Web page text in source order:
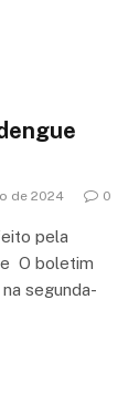
de 2024 0
pela
O boletim
segunda-